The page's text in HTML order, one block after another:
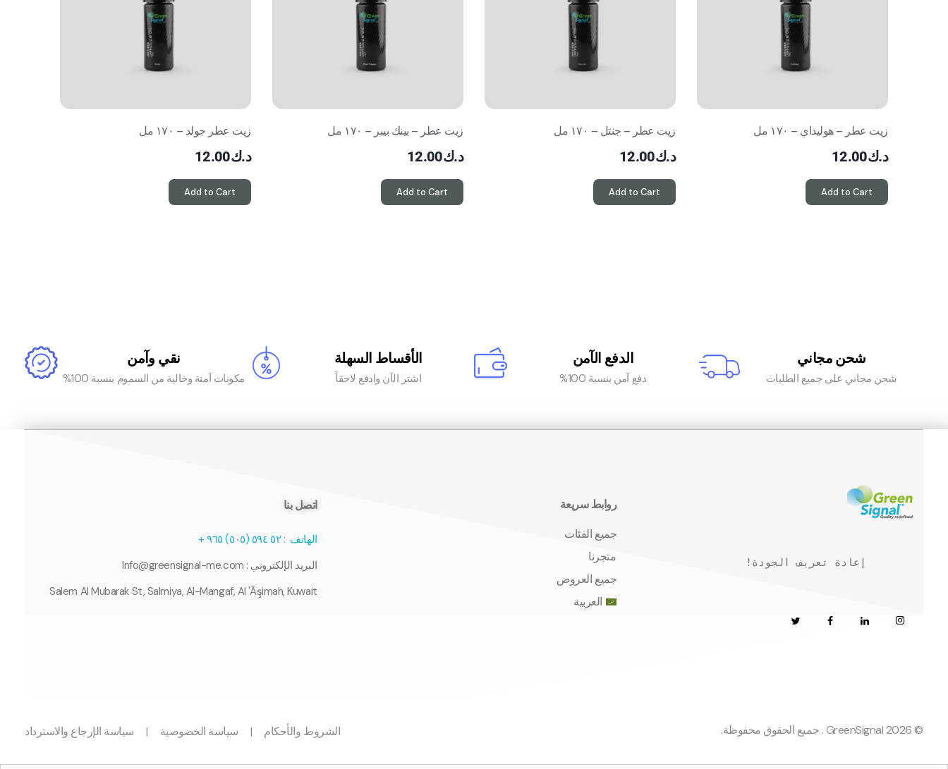
زيت عطر – هوليداي – ١٧٠ مل
د.ك12.00
Add to Cart
زيت عطر – جنتل – ١٧٠ مل
د.ك12.00
Add to Cart
زيت عطر – بينك بيبر – ١٧٠ مل
د.ك12.00
Add to Cart
زيت عطر جولد – ١٧٠ مل
د.ك12.00
Add to Cart
شحن مجاني
شحن مجاني على جميع الطلبات
الدفع الآمن
دفع آمن بنسبة 100%
الأقساط السهلة
اشتر الآن وادفع لاحقاً
نقي وآمن
مكونات آمنة وخالية من السموم بنسبة 100%
!إعادة تعريف الجودة
روابط سريعة
جميع الفئات
متجرنا
جميع العروض
العربية
اتصل بنا
الهاتف :٥٢ ٥۹٤ ( ٥ ۰٥ ) ۹٦٥
+
البريد الإلكتروني : Info@greensignal-me.com
Salem Al Mubarak St, Salmiya, Al-Mangaf, Al 'Āşimah, Kuwait
© 2026 GreenSignal . جميع الحقوق محفوظة. الشروط والأحكام | سياسة الخصوصية | سياسة الإرجاع والاسترداد